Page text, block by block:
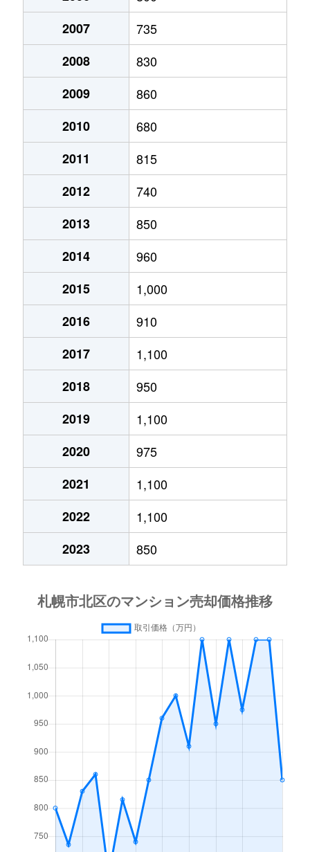
あいの里２条
250万円
あいの里２条
150万円
あいの里２条
400万円
あいの里２条
650万円
あいの里２条
550万円
あいの里２条
200万円
あいの里２条
210万円
あいの里２条
320万円
あいの里２条
100万円
あいの里２条
550万円
あいの里２条
1,600万円
あいの里２条
1,500万円
あいの里２条
100万円
あいの里２条
200万円
あいの里２条
850万円
あいの里２条
550万円
あいの里２条
600万円
あいの里２条
あいの里教育大
あいの里３条
1,300万円 あいの里教育大
あいの里公園
麻生町
2,200万円 麻生
北６条西
1,200万円 札幌(ＪＲ)
北７条西
610万円
北７条西
2,300万円
北７条西
4,000万円
2007
735
2008
830
2009
860
2010
680
2011
815
2012
740
2013
850
2014
960
2015
1,000
2016
910
2017
1,100
2018
950
2019
1,100
2020
975
2021
1,100
2022
1,100
2023
850